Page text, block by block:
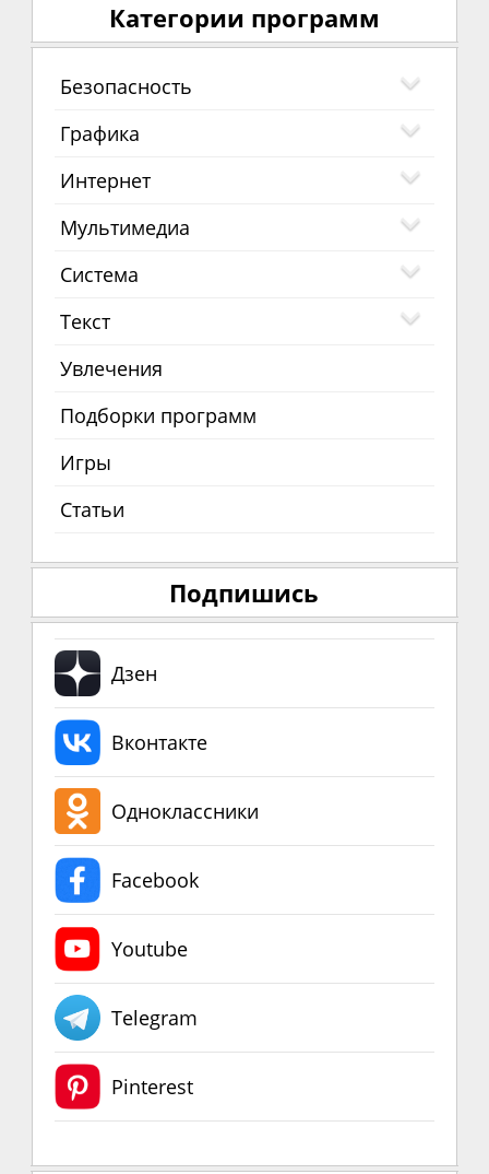
Категории программ
Безопасность
Графика
Интернет
Мультимедиа
Система
Текст
Увлечения
Подборки программ
Игры
Статьи
Подпишись
Дзен
Вконтакте
Одноклассники
Facebook
Youtube
Telegram
Pinterest